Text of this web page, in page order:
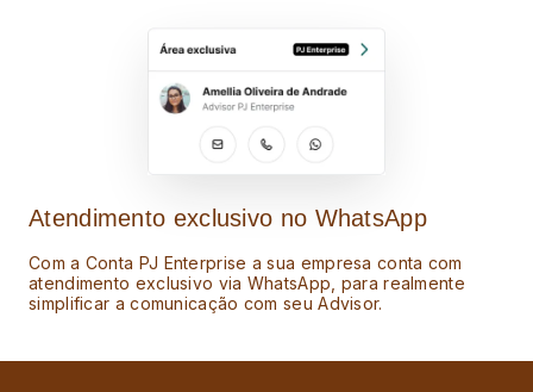
Atendimento exclusivo no WhatsApp
Com a Conta PJ Enterprise a sua empresa conta com
atendimento exclusivo via WhatsApp, para realmente
simplificar a comunicação com seu Advisor.